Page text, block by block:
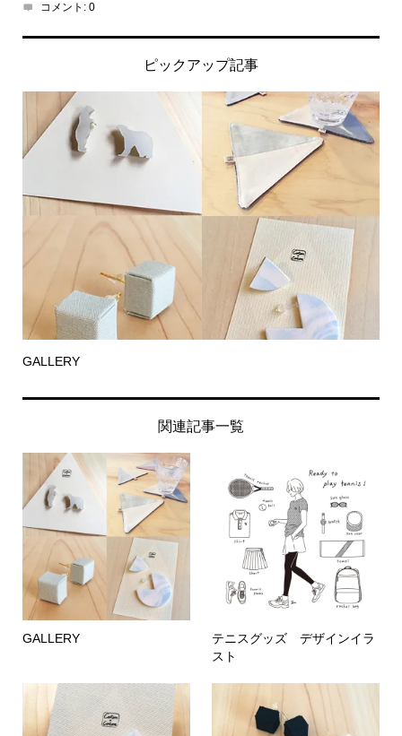
コメント: 0
ピックアップ記事
GALLERY
関連記事一覧
GALLERY
テニスグッズ デザインイラ
スト